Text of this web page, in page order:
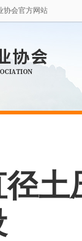
协会官方网站